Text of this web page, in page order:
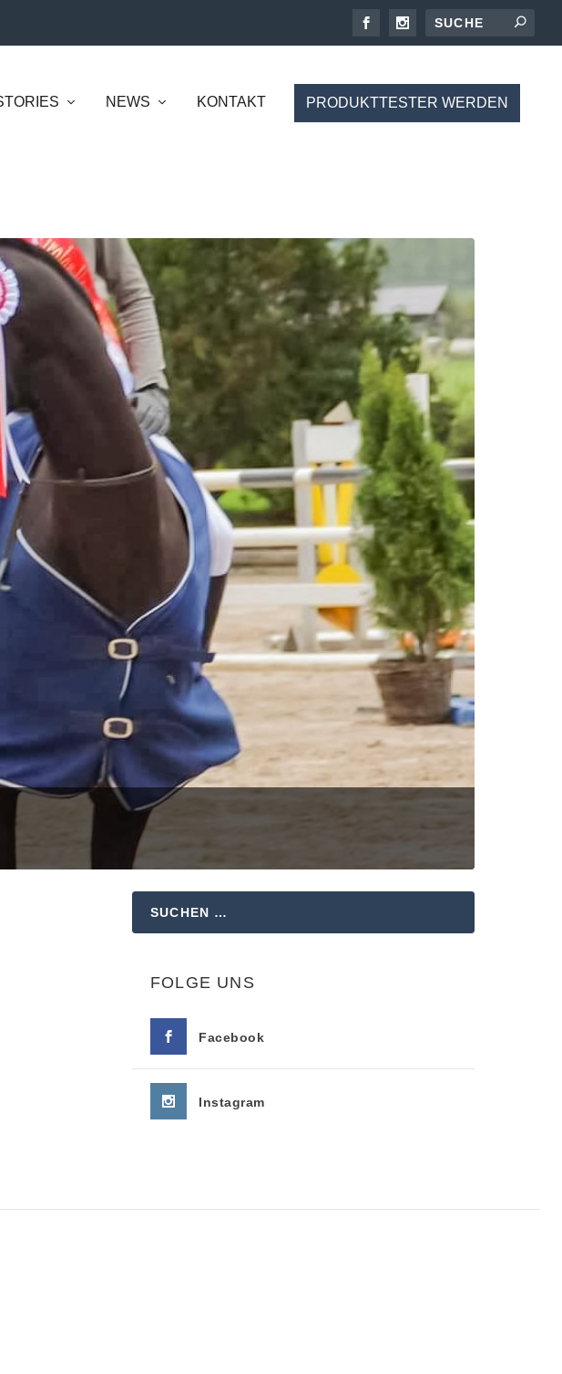
NEWS KONTAKT PRODUKTTESTER WERDEN
FOLGE UNS
Facebook
Instagram